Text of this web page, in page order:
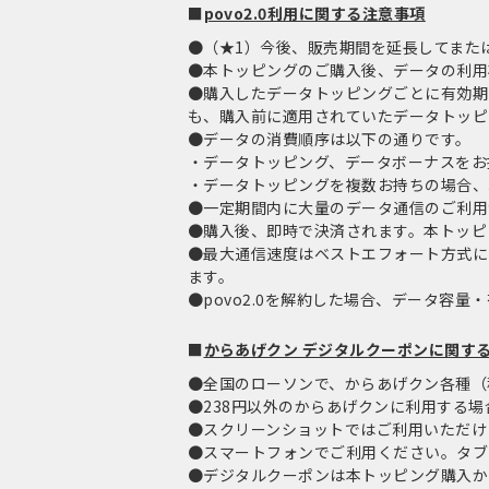
■povo2.0利用に関する注意事項
●（★1）今後、販売期間を延長してまた
●本トッピングのご購入後、データの利
●購入したデータトッピングごとに有効
も、購入前に適用されていたデータトッ
●データの消費順序は以下の通りです。
・データトッピング、データボーナスを
・データトッピングを複数お持ちの場合
●一定期間内に大量のデータ通信のご利
●購入後、即時で決済されます。本トッ
●最大通信速度はベストエフォート方式
ます。
●povo2.0を解約した場合、データ容量
■からあげクン デジタルクーポンに関す
●全国のローソンで、からあげクン各種
●238円以外のからあげクンに利用する
●スクリーンショットではご利用いただ
●スマートフォンでご利用ください。タ
●デジタルクーポンは本トッピング購入